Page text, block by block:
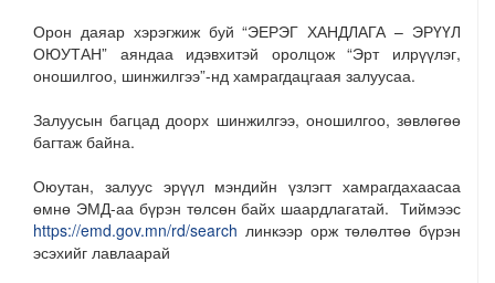
Орон даяар хэрэгжиж буй “ЭЕРЭГ ХАНДЛАГА – ЭРҮҮЛ
ОЮУТАН” аяндаа идэвхитэй оролцож “Эрт илрүүлэг,
оношилгоо, шинжилгээ”-нд хамрагдацгаая залуусаа.
Залуусын багцад доорх шинжилгээ, оношилгоо, зөвлөгөө
багтаж байна.
Оюутан, залуус эрүүл мэндийн үзлэгт хамрагдахаасаа
өмнө ЭМД-аа бүрэн төлсөн байх шаардлагатай. Тиймээс
https://emd.gov.mn/rd/search линкээр орж төлөлтөө бүрэн
эсэхийг лавлаарай